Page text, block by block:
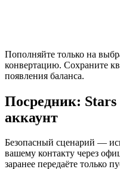
Пополняйте только на
конвертацию. Сохраните
появления баланса.
Посредник: Stars
аккаунт
Безопасный сценарий —
вашему контакту через
заранее передаёте только